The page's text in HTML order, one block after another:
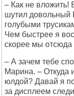
– Как не вложить!
шутил довольный
голубыми
Чем быстрее я
скорее мы
– А зачем тебе
Марина. – Откуда
юлдой? Давай я
за дисплеем